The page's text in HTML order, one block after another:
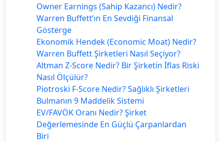
Owner Earnings (Sahip Kazancı) Nedir?
Warren Buffett’ın En Sevdiği Finansal
Gösterge
Ekonomik Hendek (Economic Moat) Nedir?
Warren Buffett Şirketleri Nasıl Seçiyor?
Altman Z-Score Nedir? Bir Şirketin İflas Riski
Nasıl Ölçülür?
Piotroski F-Score Nedir? Sağlıklı Şirketleri
Bulmanın 9 Maddelik Sistemi
EV/FAVÖK Oranı Nedir? Şirket
Değerlemesinde En Güçlü Çarpanlardan
Biri